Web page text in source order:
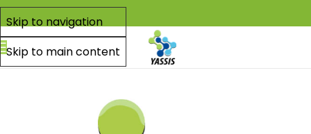
Skip to navigation
Skip to main content